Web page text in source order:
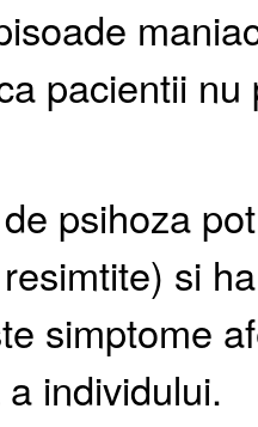
pacientii
psihoza
si
simptome
individului.